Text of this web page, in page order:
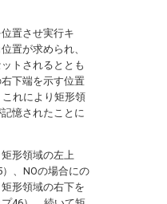
置させ実行キ
置が求められ、
トされるととも
下端を示す位置
れにより矩形領
憶されたことに
形領域の左上
、NOの場合にの
形領域の右下を